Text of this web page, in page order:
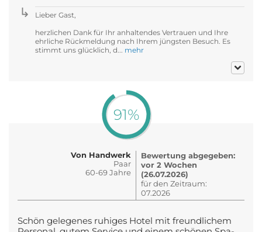
Lieber Gast,
herzlichen Dank für Ihr anhaltendes Vertrauen und Ihre
ehrliche Rückmeldung nach Ihrem jüngsten Besuch. Es
stimmt uns glücklich, d... mehr
91%
Von Handwerk
Paar
60-69 Jahre
Bewertung abgegeben:
vor 2 Wochen
(26.07.2026)
für den Zeitraum:
07.2026
Schön gelegenes ruhiges Hotel mit freundlichem